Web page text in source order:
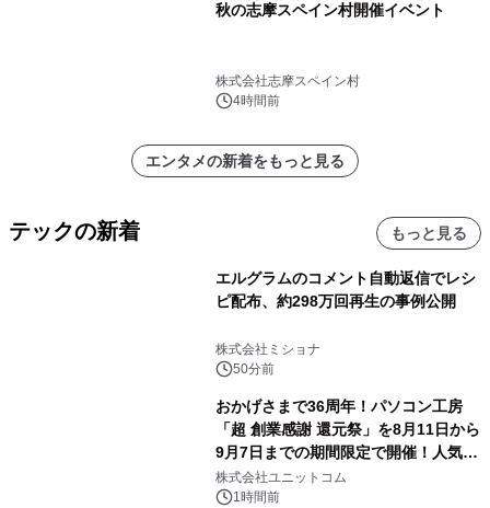
秋の志摩スペイン村開催イベント
株式会社志摩スペイン村
4時間前
エンタメの新着をもっと見る
テックの新着 もっと見る
エルグラムのコメント自動返信でレシ
ピ配布、約298万回再生の事例公開
株式会社ミショナ
50分前
おかげさまで36周年！パソコン工房
「超 創業感謝 還元祭」を8月11日から
9月7日までの期間限定で開催！人気の
ゲーミングPCや高性能ノートPCなど
対象iiyama PCのご購入で最大3万円分
株式会社ユニットコム
1時間前